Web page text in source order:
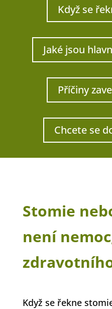
Když se
Jaké jsou
Příčiny
Chcete se
Stomie
není
Když se řekne